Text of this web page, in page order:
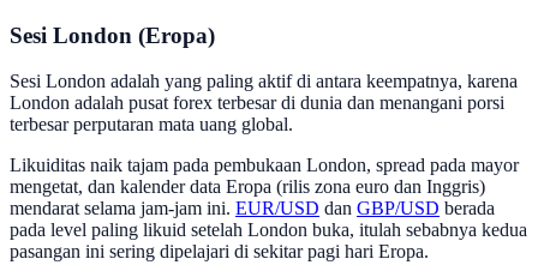
Sesi London (Eropa)
Sesi London adalah yang paling aktif di antara keempatnya, karena
London adalah pusat forex terbesar di dunia dan menangani porsi
terbesar perputaran mata uang global.
Likuiditas naik tajam pada pembukaan London, spread pada mayor
mengetat, dan kalender data Eropa (rilis zona euro dan Inggris)
mendarat selama jam-jam ini. EUR/USD dan GBP/USD berada
pada level paling likuid setelah London buka, itulah sebabnya kedua
pasangan ini sering dipelajari di sekitar pagi hari Eropa.